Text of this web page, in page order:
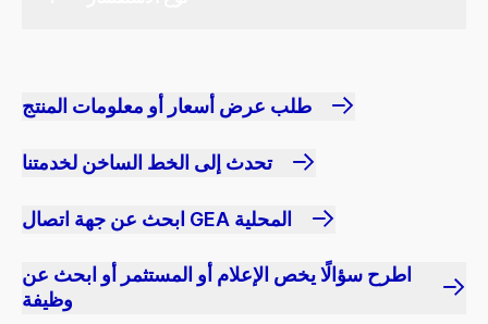
طلب عرض أسعار أو معلومات المنتج
تحدث إلى الخط الساخن لخدمتنا
ابحث عن جهة اتصال GEA المحلية
اطرح سؤالًا يخص الإعلام أو المستثمر أو ابحث عن
وظيفة